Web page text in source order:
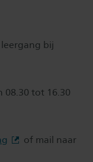
bij
08.30 tot 16.30
of mail naar